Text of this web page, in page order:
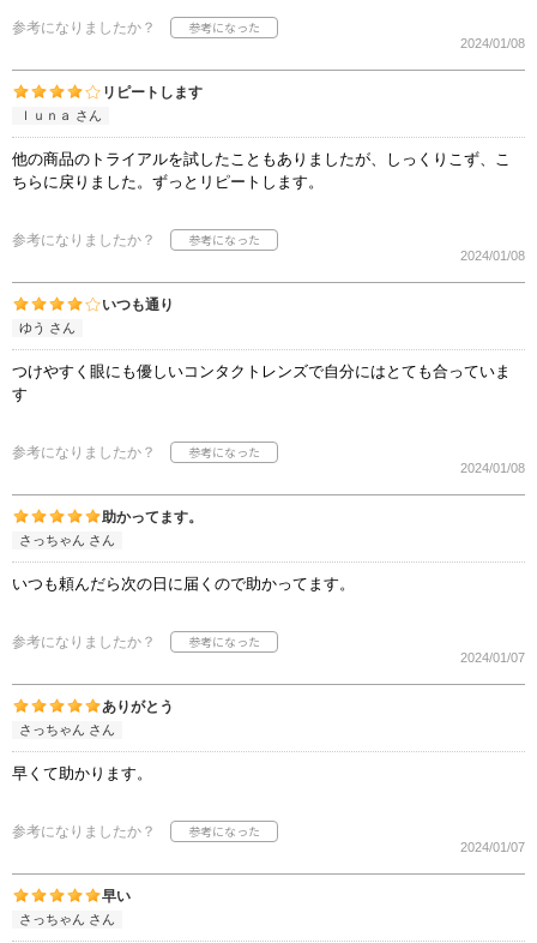
参考になりましたか？
2024/01/08
リピートします
ｌｕｎａ さん
他の商品のトライアルを試したこともありましたが、しっくりこず、こ
ちらに戻りました。ずっとリピートします。
参考になりましたか？
2024/01/08
いつも通り
ゆう さん
つけやすく眼にも優しいコンタクトレンズで自分にはとても合っていま
す
参考になりましたか？
2024/01/08
助かってます。
さっちゃん さん
いつも頼んだら次の日に届くので助かってます。
参考になりましたか？
2024/01/07
ありがとう
さっちゃん さん
早くて助かります。
参考になりましたか？
2024/01/07
早い
さっちゃん さん